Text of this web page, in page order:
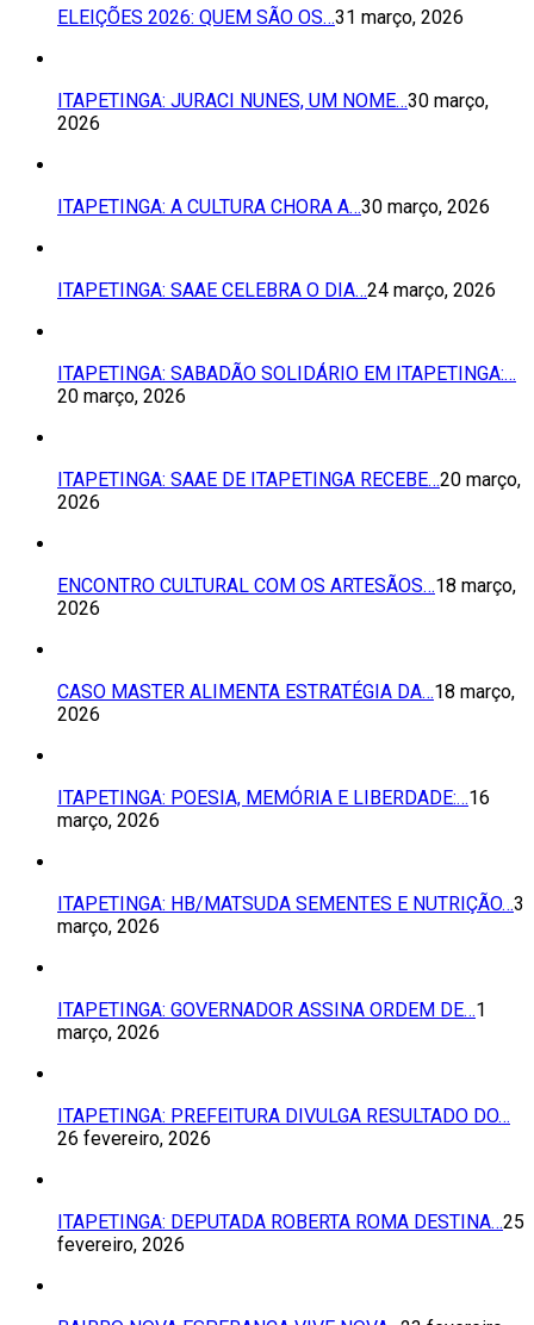
ELEIÇÕES 2026: QUEM SÃO OS…31 março, 2026
ITAPETINGA: JURACI NUNES, UM NOME…30 março,
2026
ITAPETINGA: A CULTURA CHORA A…30 março, 2026
ITAPETINGA: SAAE CELEBRA O DIA…24 março, 2026
ITAPETINGA: SABADÃO SOLIDÁRIO EM ITAPETINGA:…
20 março, 2026
ITAPETINGA: SAAE DE ITAPETINGA RECEBE…20 março,
2026
ENCONTRO CULTURAL COM OS ARTESÃOS…18 março,
2026
CASO MASTER ALIMENTA ESTRATÉGIA DA…18 março,
2026
ITAPETINGA: POESIA, MEMÓRIA E LIBERDADE:…16
março, 2026
ITAPETINGA: HB/MATSUDA SEMENTES E NUTRIÇÃO…3
março, 2026
ITAPETINGA: GOVERNADOR ASSINA ORDEM DE…1
março, 2026
ITAPETINGA: PREFEITURA DIVULGA RESULTADO DO…
26 fevereiro, 2026
ITAPETINGA: DEPUTADA ROBERTA ROMA DESTINA…25
fevereiro, 2026